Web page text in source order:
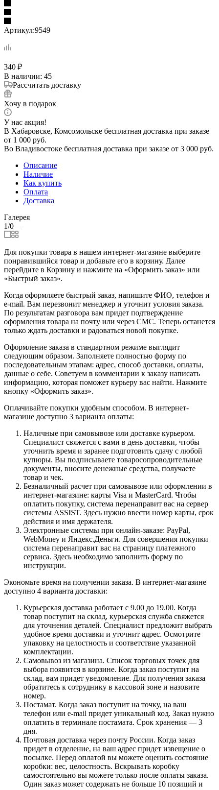
Артикул:9549
340 ₽
В наличии: 45
Рассчитать доставку
Хочу в подарок
У нас акция!
В Хабаровске, Комсомольске бесплатная доставка при заказе
от 1 000 руб.
Во Владивостоке бесплатная доставка при заказе от 3 000 руб.
Описание
Наличие
Как купить
Оплата
Доставка
Галерея
1/0—
Для покупки товара в нашем интернет-магазине выберите
понравившийся товар и добавьте его в корзину. Далее
перейдите в Корзину и нажмите на «Оформить заказ» или
«Быстрый заказ».
Когда оформляете быстрый заказ, напишите ФИО, телефон и
e-mail. Вам перезвонит менеджер и уточнит условия заказа.
По результатам разговора вам придет подтверждение
оформления товара на почту или через СМС. Теперь останется
только ждать доставки и радоваться новой покупке.
Оформление заказа в стандартном режиме выглядит
следующим образом. Заполняете полностью форму по
последовательным этапам: адрес, способ доставки, оплаты,
данные о себе. Советуем в комментарии к заказу написать
информацию, которая поможет курьеру вас найти. Нажмите
кнопку «Оформить заказ».
Оплачивайте покупки удобным способом. В интернет-
магазине доступно 3 варианта оплаты:
Наличные при самовывозе или доставке курьером.
Специалист свяжется с вами в день доставки, чтобы
уточнить время и заранее подготовить сдачу с любой
купюры. Вы подписываете товаросопроводительные
документы, вносите денежные средства, получаете
товар и чек.
Безналичный расчет при самовывозе или оформлении в
интернет-магазине: карты Visa и MasterCard. Чтобы
оплатить покупку, система перенаправит вас на сервер
системы ASSIST. Здесь нужно ввести номер карты, срок
действия и имя держателя.
Электронные системы при онлайн-заказе: PayPal,
WebMoney и Яндекс.Деньги. Для совершения покупки
система перенаправит вас на страницу платежного
сервиса. Здесь необходимо заполнить форму по
инструкции.
Экономьте время на получении заказа. В интернет-магазине
доступно 4 варианта доставки:
Курьерская доставка работает с 9.00 до 19.00. Когда
товар поступит на склад, курьерская служба свяжется
для уточнения деталей. Специалист предложит выбрать
удобное время доставки и уточнит адрес. Осмотрите
упаковку на целостность и соответствие указанной
комплектации.
Самовывоз из магазина. Список торговых точек для
выбора появится в корзине. Когда заказ поступит на
склад, вам придет уведомление. Для получения заказа
обратитесь к сотруднику в кассовой зоне и назовите
номер.
Постамат. Когда заказ поступит на точку, на ваш
телефон или e-mail придет уникальный код. Заказ нужно
оплатить в терминале постамата. Срок хранения — 3
дня.
Почтовая доставка через почту России. Когда заказ
придет в отделение, на ваш адрес придет извещение о
посылке. Перед оплатой вы можете оценить состояние
коробки: вес, целостность. Вскрывать коробку
самостоятельно вы можете только после оплаты заказа.
Один заказ может содержать не больше 10 позиций и